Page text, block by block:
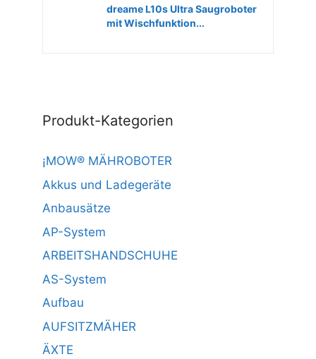
dreame L10s Ultra Saugroboter
mit Wischfunktion...
Produkt-Kategorien
¡MOW® MÄHROBOTER
Akkus und Ladegeräte
Anbausätze
AP-System
ARBEITSHANDSCHUHE
AS-System
Aufbau
AUFSITZMÄHER
ÄXTE